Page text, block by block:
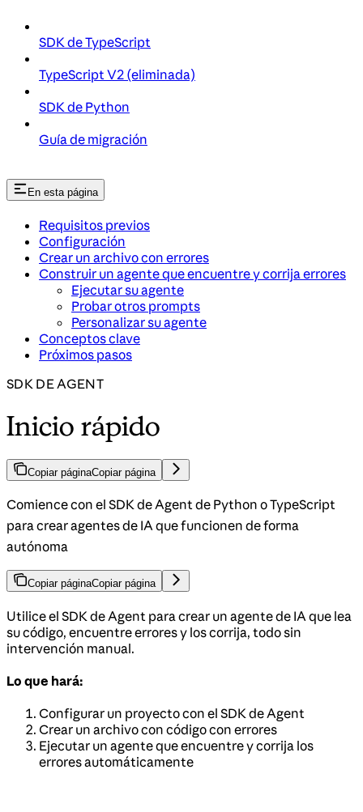
SDK de TypeScript
TypeScript V2 (eliminada)
SDK de Python
Guía de migración
En esta página
Requisitos previos
Configuración
Crear un archivo con errores
Construir un agente que encuentre y corrija errores
Ejecutar su agente
Probar otros prompts
Personalizar su agente
Conceptos clave
Próximos pasos
SDK DE AGENT
Inicio rápido
Copiar páginaCopiar página
Comience con el SDK de Agent de Python o TypeScript
para crear agentes de IA que funcionen de forma
autónoma
Copiar páginaCopiar página
Utilice el SDK de Agent para crear un agente de IA que lea
su código, encuentre errores y los corrija, todo sin
intervención manual.
Lo que hará:
Configurar un proyecto con el SDK de Agent
Crear un archivo con código con errores
Ejecutar un agente que encuentre y corrija los
errores automáticamente